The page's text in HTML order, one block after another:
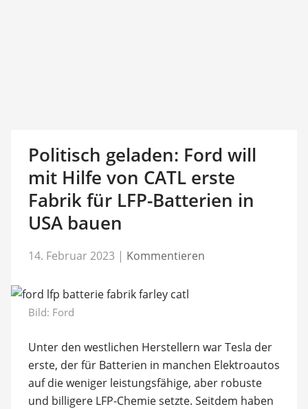
Politisch geladen: Ford will
mit Hilfe von CATL erste
Fabrik für LFP-Batterien in
USA bauen
14. Februar 2023 | Kommentieren
Bild: Ford
Unter den westlichen Herstellern war Tesla der
erste, der für Batterien in manchen Elektroautos
auf die weniger leistungsfähige, aber robuste
und billigere LFP-Chemie setzte. Seitdem haben